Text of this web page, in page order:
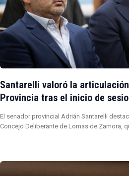
Santarelli valoró la
Provincia tras el inicio de
El senador provincial Adrián Santarelli
Concejo Deliberante de Lomas de Zamora,